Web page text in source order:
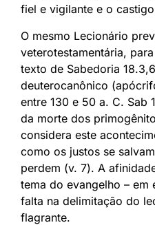
fiel e vigilante e o
O mesmo Lecionário
veterotestamentária,
texto de Sabedoria
deuterocanônico
entre 130 e 50 a. C. Sab
da morte dos
considera este
como os justos se
perdem (v. 7). A
tema do evangelho –
falta na delimitação do
flagrante.